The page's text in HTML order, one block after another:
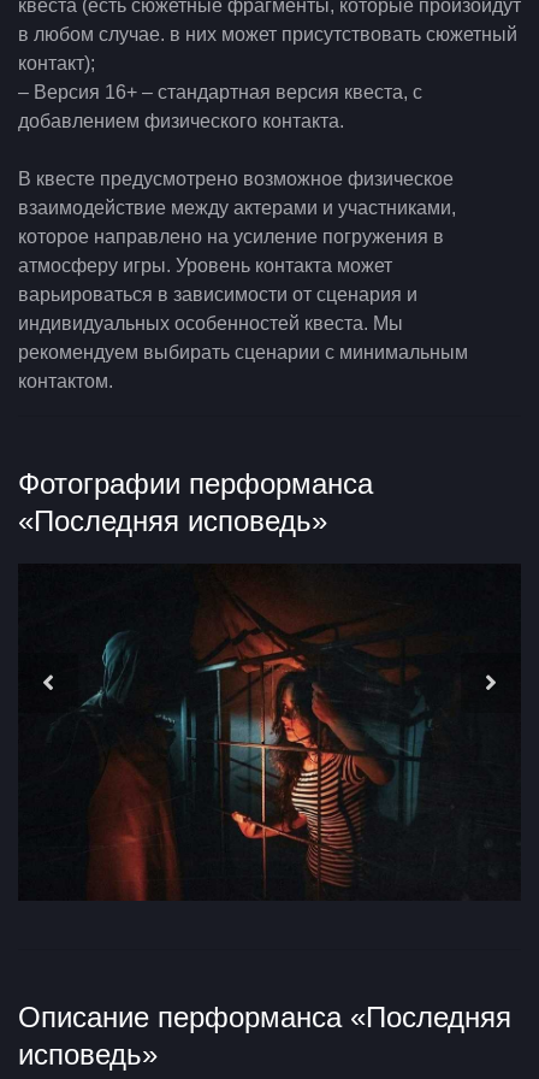
квеста (есть сюжетные фрагменты, которые произойдут
в любом случае. в них может присутствовать сюжетный
контакт);
– Версия 16+ – стандартная версия квеста, с
добавлением физического контакта.
В квесте предусмотрено возможное физическое
взаимодействие между актерами и участниками,
которое направлено на усиление погружения в
атмосферу игры. Уровень контакта может
варьироваться в зависимости от сценария и
индивидуальных особенностей квеста. Мы
рекомендуем выбирать сценарии с минимальным
контактом.
Фотографии перформанса
«Последняя исповедь»
Описание перформанса «Последняя
исповедь»